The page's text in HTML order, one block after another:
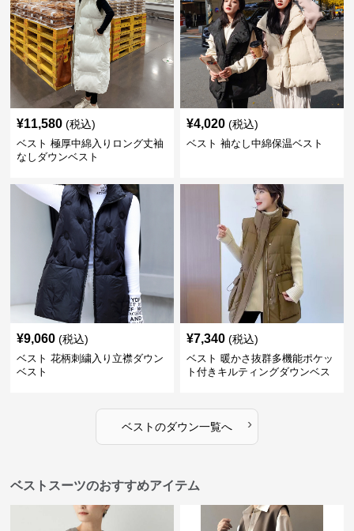
¥11,580 (税込)
ベスト 極厚中綿入りロング丈袖
なしダウンベスト
¥4,020 (税込)
ベスト 袖なし中綿保温ベスト
¥9,060 (税込)
ベスト 花柄刺繍入り立襟ダウン
ベスト
¥7,340 (税込)
ベスト 暖かさ抜群多機能ポケッ
ト付きキルティングダウンベス
ベストのダウン一覧へ ›
ベストスーツのおすすめアイテム